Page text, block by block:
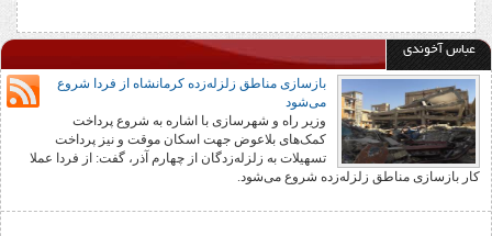
عباس آخوندی
بازسازی مناطق زلزله‌زده کرمانشاه از فردا شروع
می‌شود
وزیر راه و شهرسازی با اشاره به شروع پرداخت
کمک‌های بلاعوض جهت اسکان موقت و نیز پرداخت
تسهیلات به زلزله‌زدگان از چهارم آذر، گفت: از فردا عملا
کار بازسازی مناطق زلزله‌زده شروع می‌شود.